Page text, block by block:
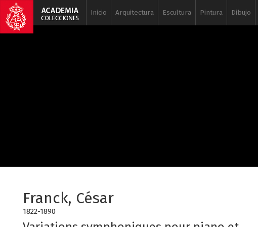
Inicio Arquitectura Escultura Pintura Dibujo
Franck, César
1822-1890